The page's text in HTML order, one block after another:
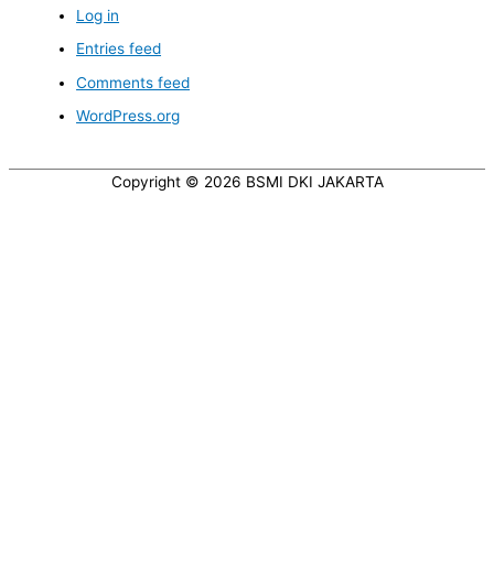
Log in
Entries feed
Comments feed
WordPress.org
Copyright © 2026 BSMI DKI JAKARTA